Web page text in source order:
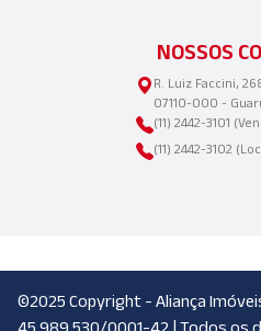
NOSSOS
R. Luiz Faccini,
07110-000 -
(11) 2442-3101
(11) 2442-3102
©2025 Copyright - Aliança Imóveis
45.989.530/0001-42 | Todos os